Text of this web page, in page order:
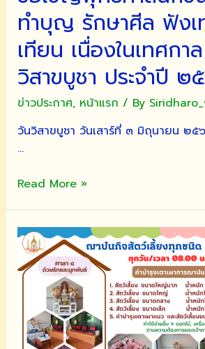
ทำบุญ รักษาศีล ฟังเ
เทียน เนื่องในเทศกา
วิสาขบูชา ประจำปี ๒
ข่าวประกาศ, หน้าแรก / By
วันวิสาขบูชา วันเสาร์ที่ ๓ มิถุนายน ๒๕
…
ขอ
ร่วม
ทำบุญ
รักษา
เทศน์
เวียน
Read More »